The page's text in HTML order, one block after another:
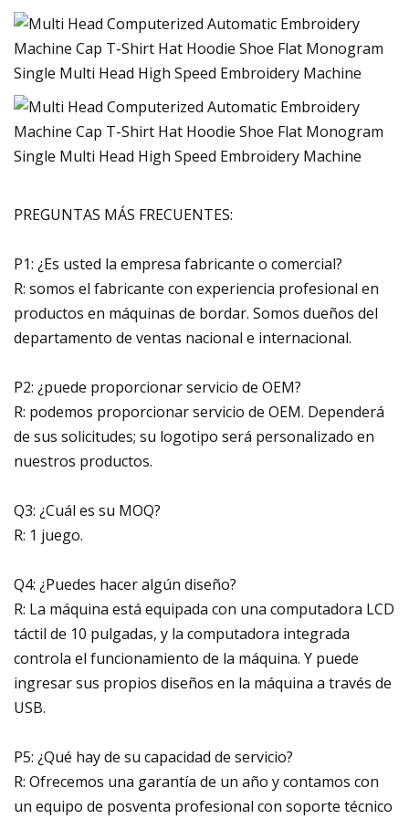
PREGUNTAS MÁS FRECUENTES:
P1: ¿Es usted la empresa fabricante o comercial?
R: somos el fabricante con experiencia profesional en
productos en máquinas de bordar. Somos dueños del
departamento de ventas nacional e internacional.
P2: ¿puede proporcionar servicio de OEM?
R: podemos proporcionar servicio de OEM. Dependerá
de sus solicitudes; su logotipo será personalizado en
nuestros productos.
Q3: ¿Cuál es su MOQ?
R: 1 juego.
Q4: ¿Puedes hacer algún diseño?
R: La máquina está equipada con una computadora LCD
táctil de 10 pulgadas, y la computadora integrada
controla el funcionamiento de la máquina. Y puede
ingresar sus propios diseños en la máquina a través de
USB.
P5: ¿Qué hay de su capacidad de servicio?
R: Ofrecemos una garantía de un año y contamos con
un equipo de posventa profesional con soporte técnico